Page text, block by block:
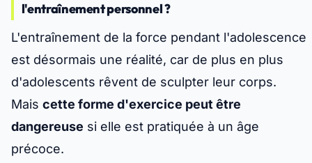
l'entraînement personnel ?
L'entraînement de la force pendant l'adolescence
est désormais une réalité, car de plus en plus
d'adolescents rêvent de sculpter leur corps.
Mais cette forme d'exercice peut être
dangereuse si elle est pratiquée à un âge
précoce.